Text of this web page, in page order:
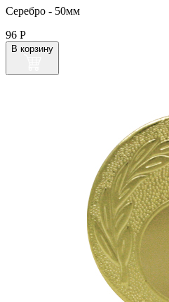
Серебро - 50мм
96 Р
В корзину